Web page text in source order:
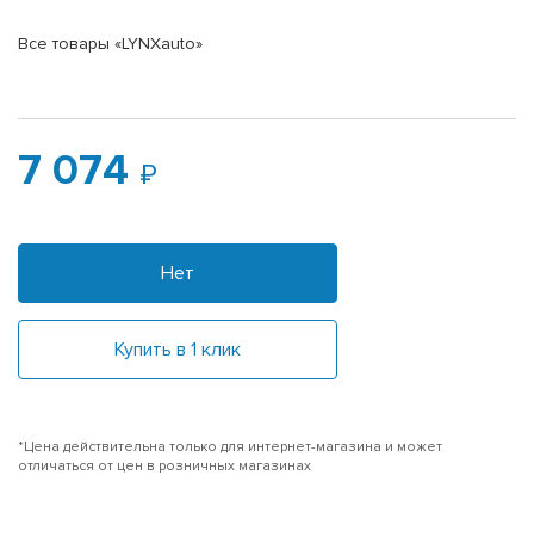
Все товары «LYNXauto»
7 074
Нет
Купить в 1 клик
*Цена действительна только для интернет-магазина и может
отличаться от цен в розничных магазинах